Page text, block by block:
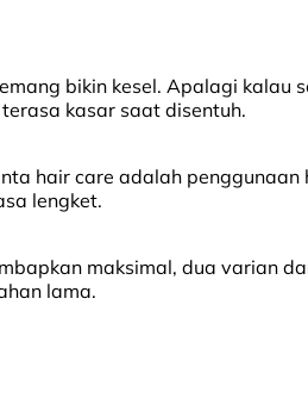
bikin kesel. Apalagi
kasar saat disentuh.
hair care adalah
lengket.
maksimal, dua varian
lama.